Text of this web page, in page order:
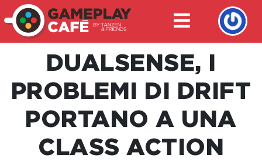
DUALSENSE, I
PROBLEMI DI DRIFT
PORTANO A UNA
CLASS ACTION